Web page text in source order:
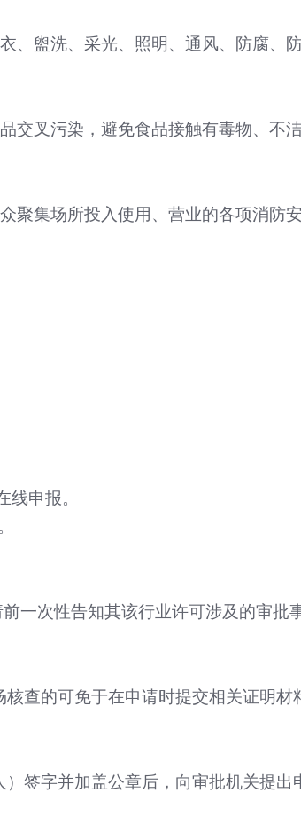
、盥洗、采光、照明、通风、防腐、
交叉污染，避免食品接触有毒物、不洁
聚集场所投入使用、营业的各项消防安
线申报。
一次性告知其该行业许可涉及的审批
核查的可免于在申请时提交相关证明材
签字并加盖公章后，向审批机关提出